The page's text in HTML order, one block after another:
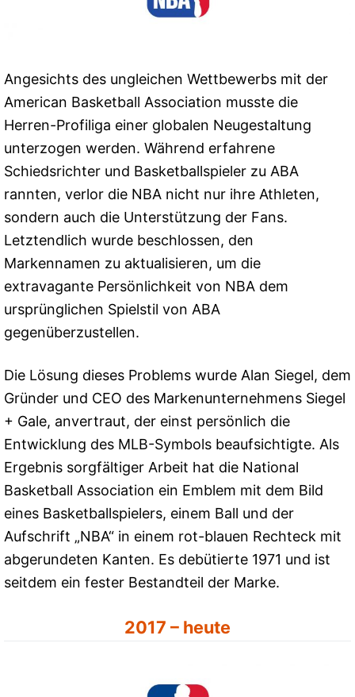
Angesichts des ungleichen Wettbewerbs mit der
American Basketball Association musste die
Herren-Profiliga einer globalen Neugestaltung
unterzogen werden. Während erfahrene
Schiedsrichter und Basketballspieler zu ABA
rannten, verlor die NBA nicht nur ihre Athleten,
sondern auch die Unterstützung der Fans.
Letztendlich wurde beschlossen, den
Markennamen zu aktualisieren, um die
extravagante Persönlichkeit von NBA dem
ursprünglichen Spielstil von ABA
gegenüberzustellen.
Die Lösung dieses Problems wurde Alan Siegel, dem
Gründer und CEO des Markenunternehmens Siegel
+ Gale, anvertraut, der einst persönlich die
Entwicklung des MLB-Symbols beaufsichtigte. Als
Ergebnis sorgfältiger Arbeit hat die National
Basketball Association ein Emblem mit dem Bild
eines Basketballspielers, einem Ball und der
Aufschrift „NBA“ in einem rot-blauen Rechteck mit
abgerundeten Kanten. Es debütierte 1971 und ist
seitdem ein fester Bestandteil der Marke.
2017 – heute